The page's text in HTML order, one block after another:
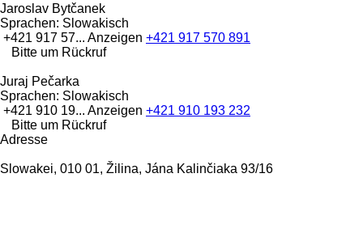
Jaroslav Bytčanek
Sprachen: Slowakisch
+421 917 57... Anzeigen +421 917 570 891
Bitte um Rückruf
Juraj Pečarka
Sprachen: Slowakisch
+421 910 19... Anzeigen +421 910 193 232
Bitte um Rückruf
Adresse
Slowakei, 010 01, Žilina, Jána Kalinčiaka 93/16